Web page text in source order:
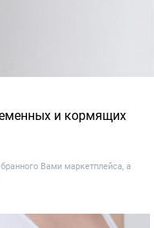
и кормящих
Вами маркетплейса, а